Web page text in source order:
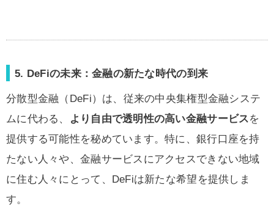
5. DeFiの未来：金融の新たな時代の到来
分散型金融（DeFi）は、従来の中央集権型金融システ
ムに代わる、
より自由で透明性の高い金融サービスを
提供する可能性を秘めています。特に、銀行口座を持
たない人々や、金融サービスにアクセスできない地域
に住む人々にとって、DeFiは新たな希望を提供しま
す。